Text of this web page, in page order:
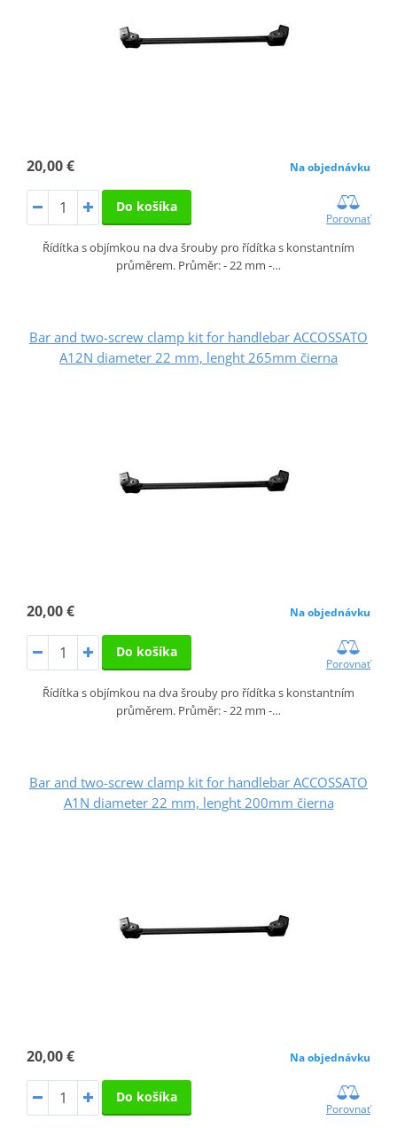
20,00 € Na objednávku
Do košíka
Porovnať
Řídítka s objímkou na dva šrouby pro řídítka s konstantním
průměrem. Průměr: - 22 mm -…
Bar and two-screw clamp kit for handlebar ACCOSSATO
A12N diameter 22 mm, lenght 265mm čierna
20,00 € Na objednávku
Do košíka
Porovnať
Řídítka s objímkou na dva šrouby pro řídítka s konstantním
průměrem. Průměr: - 22 mm -…
Bar and two-screw clamp kit for handlebar ACCOSSATO
A1N diameter 22 mm, lenght 200mm čierna
20,00 € Na objednávku
Do košíka
Porovnať